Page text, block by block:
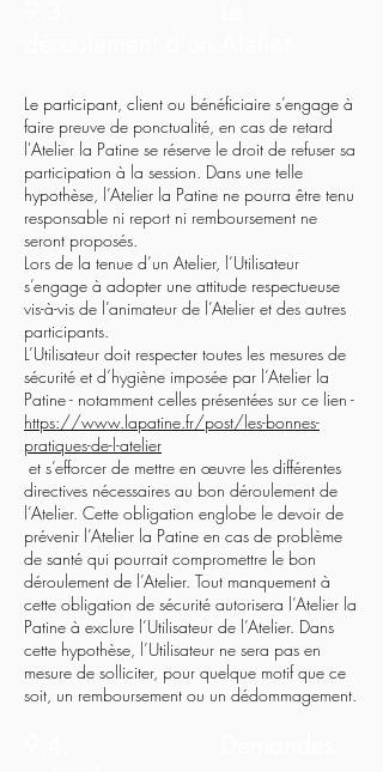
Le participant, client ou bénéficiaire s’engage à
faire preuve de ponctualité, en cas de retard
l'Atelier la Patine se réserve le droit de refuser sa
participation à la session. Dans une telle
hypothèse, l’Atelier la Patine ne pourra être tenu
responsable ni report ni remboursement ne
seront proposés.
Lors de la tenue d’un Atelier, l’Utilisateur
s’engage à adopter une attitude respectueuse
vis-à-vis de l’animateur de l’Atelier et des autres
participants.
L’Utilisateur doit respecter toutes les mesures de
sécurité et d’hygiène imposée par l’Atelier la
Patine - notamment celles présentées sur ce lien -
https://www.lapatine.fr/post/les-bonnes-
pratiques-de-l-atelier
et s’efforcer de mettre en œuvre les différentes
directives nécessaires au bon déroulement de
l’Atelier. Cette obligation englobe le devoir de
prévenir l’Atelier la Patine en cas de problème
de santé qui pourrait compromettre le bon
déroulement de l’Atelier. Tout manquement à
cette obligation de sécurité autorisera l’Atelier la
Patine à exclure l’Utilisateur de l’Atelier. Dans
cette hypothèse, l’Utilisateur ne sera pas en
mesure de solliciter, pour quelque motif que ce
soit, un remboursement ou un dédommagement.